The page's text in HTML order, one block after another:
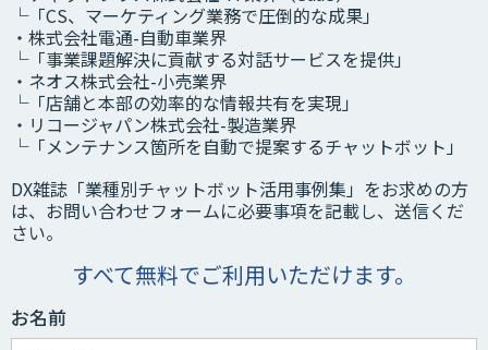
└「CS、マーケティング業務で圧倒的な成果」
・株式会社電通-自動車業界
└「事業課題解決に貢献する対話サービスを提供」
・ネオス株式会社-小売業界
└「店舗と本部の効率的な情報共有を実現」
・リコージャパン株式会社-製造業界
└「メンテナンス箇所を自動で提案するチャットボット」
DX雑誌「業種別チャットボット活用事例集」をお求めの方
は、お問い合わせフォームに必要事項を記載し、送信くだ
さい。
すべて無料でご利用いただけます。
お名前